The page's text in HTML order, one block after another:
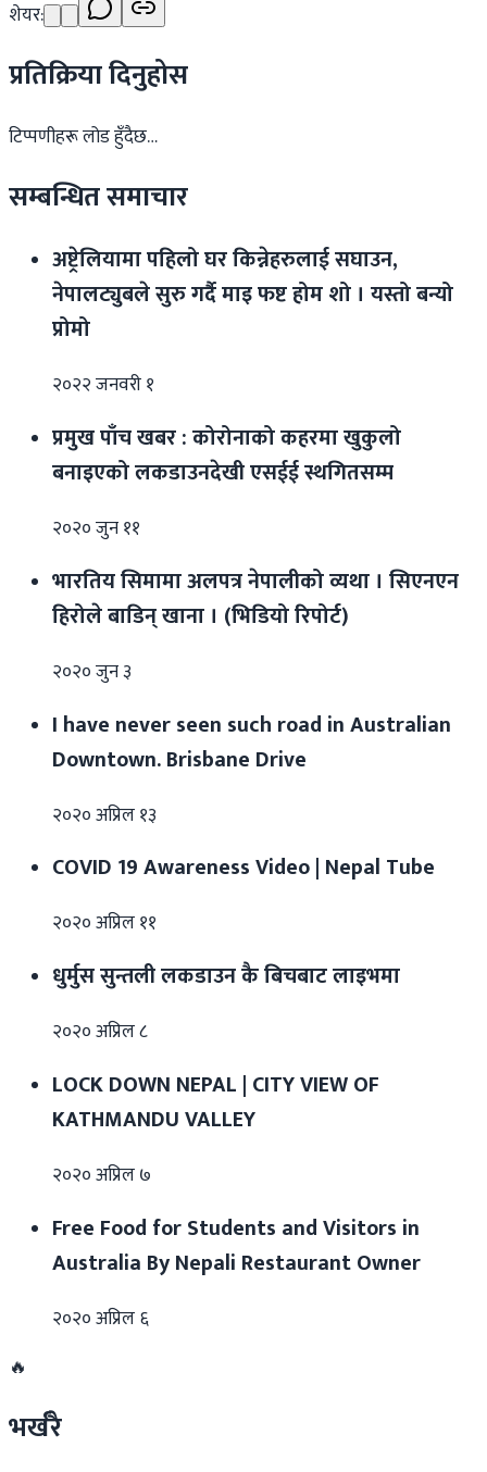
शेयर:
प्रतिक्रिया दिनुहोस
टिप्पणीहरू लोड हुँदैछ…
सम्बन्धित समाचार
अष्ट्रेलियामा पहिलो घर किन्नेहरुलाई सघाउन,
नेपालट्युबले सुरु गर्दै माइ फष्ट होम शो । यस्तो बन्यो
प्रोमो
२०२२ जनवरी १
प्रमुख पाँच खबर : कोरोनाको कहरमा खुकुलो
बनाइएको लकडाउनदेखी एसईई स्थगितसम्म
२०२० जुन ११
भारतिय सिमामा अलपत्र नेपालीको व्यथा । सिएनएन
हिरोले बाडिन् खाना । (भिडियो रिपोर्ट)
२०२० जुन ३
I have never seen such road in Australian
Downtown. Brisbane Drive
२०२० अप्रिल १३
COVID 19 Awareness Video | Nepal Tube
२०२० अप्रिल ११
धुर्मुस सुन्तली लकडाउन कै बिचबाट लाइभमा
२०२० अप्रिल ८
LOCK DOWN NEPAL | CITY VIEW OF
KATHMANDU VALLEY
२०२० अप्रिल ७
Free Food for Students and Visitors in
Australia By Nepali Restaurant Owner
२०२० अप्रिल ६
🔥
भर्खरै